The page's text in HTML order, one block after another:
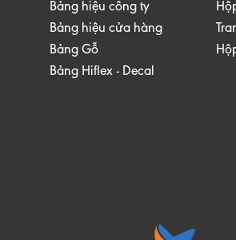
Bảng hiệu công ty
Bảng hiệu cửa hàng
Bảng Gỗ
Bảng Hiflex - Decal